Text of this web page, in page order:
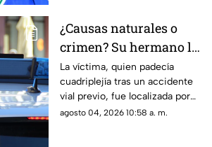
¿Causas naturales o
crimen? Su hermano la
encuentra MUERTA,
pero la postura de su
cuerpo desata
sospechas
La víctima, quien padecía
cuadriplejía tras un accidente
vial previo, fue localizada por
su hermano; las autoridades
agosto 04, 2026 10:58 a. m.